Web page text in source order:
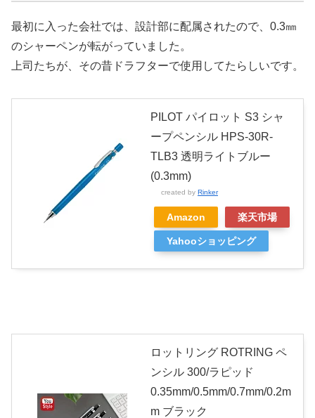
最初に入った会社では、設計部に配属されたので、0.3㎜
のシャーペンが転がっていました。
上司たちが、その昔ドラフターで使用してたらしいです。
PILOT パイロット S3 シャ
ープペンシル HPS-30R-
TLB3 透明ライトブルー
(0.3mm)
created by Rinker
Amazon 楽天市場
Yahooショッピング
ロットリング ROTRING ペ
ンシル 300/ラピッド
0.35mm/0.5mm/0.7mm/0.2m
m ブラック